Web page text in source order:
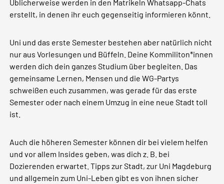
Üblicherweise werden in den Matrikeln Whatsapp-Chats
erstellt, in denen ihr euch gegenseitig informieren könnt.
Uni und das erste Semester bestehen aber natürlich nicht
nur aus Vorlesungen und Büffeln. Deine Kommiliton*innen
werden dich dein ganzes Studium über begleiten. Das
gemeinsame Lernen, Mensen und die WG-Partys
schweißen euch zusammen, was gerade für das erste
Semester oder nach einem Umzug in eine neue Stadt toll
ist.
Auch die höheren Semester können dir bei vielem helfen
und vor allem Insides geben, was dich z. B. bei
Dozierenden erwartet. Tipps zur Stadt, zur Uni Magdeburg
und allgemein zum Uni-Leben gibt es von ihnen sicher